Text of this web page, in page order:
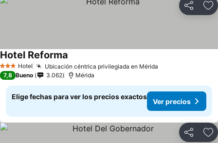
Compartir
3 Estrellas
Hotel Ubicación céntrica privilegiada en Mérida
Hotel Reforma
7,8 Bueno 3.062 Mérida
Elige fechas para ver los precios exactos
Ver precios
Compartir